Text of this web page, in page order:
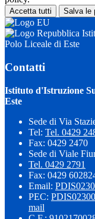
Accetta tutti Salva le
Polo Liceale di Este
Contatti
Istituto d'Istruzione
Este
Sede di Via
Tel: Tel. 0429
Fax: 0429 2470
Sede di Viale
Tel. 0429 2791
Fax: 0429
Email:
PEC:
mail